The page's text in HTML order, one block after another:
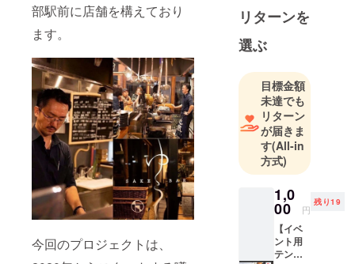
部駅前に店舗を構えており
ます。
今回のプロジェクトは、
り、すぐに
始めたお店
ですが、周
りに個人店
がどんどん
増えてき
て、刺激的
な毎日を過
ごしており
ます。
リターンを
選ぶ
目標金額
未達でも
リターン
が届きま
す(All-in
方式)
1,0
00 円
残り19
【イベ
ント用
テント